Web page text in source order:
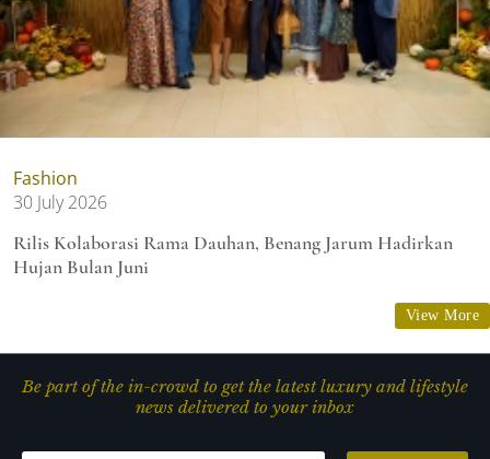
Fashion
30 July 2026
Rilis Kolaborasi Rama Dauhan, Benang Jarum Hadirkan
Hujan Bulan Juni
View More
Be part of the in-crowd to get the latest luxury and lifestyle
news delivered to your inbox